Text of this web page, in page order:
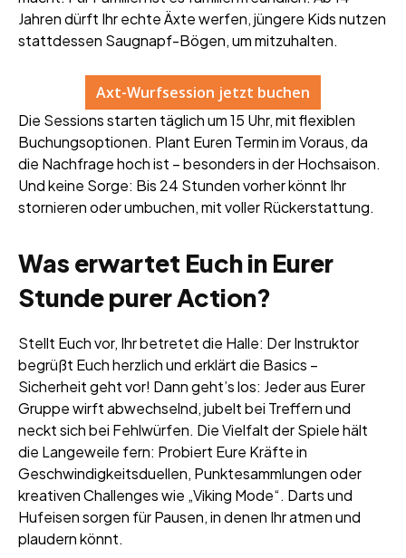
Jahren dürft Ihr echte Äxte werfen, jüngere Kids nutzen
stattdessen Saugnapf-Bögen, um mitzuhalten.
Axt-Wurfsession jetzt buchen
Die Sessions starten täglich um 15 Uhr, mit flexiblen
Buchungsoptionen. Plant Euren Termin im Voraus, da
die Nachfrage hoch ist – besonders in der Hochsaison.
Und keine Sorge: Bis 24 Stunden vorher könnt Ihr
stornieren oder umbuchen, mit voller Rückerstattung.
Was erwartet Euch in Eurer
Stunde purer Action?
Stellt Euch vor, Ihr betretet die Halle: Der Instruktor
begrüßt Euch herzlich und erklärt die Basics –
Sicherheit geht vor! Dann geht’s los: Jeder aus Eurer
Gruppe wirft abwechselnd, jubelt bei Treffern und
neckt sich bei Fehlwürfen. Die Vielfalt der Spiele hält
die Langeweile fern: Probiert Eure Kräfte in
Geschwindigkeitsduellen, Punktesammlungen oder
kreativen Challenges wie „Viking Mode“. Darts und
Hufeisen sorgen für Pausen, in denen Ihr atmen und
plaudern könnt.